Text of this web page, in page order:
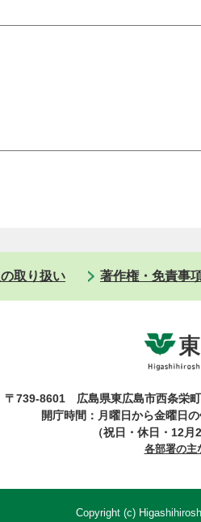
取り扱い 著作権・免責事
〒739-8601 広島県東広島市西条栄
開庁時間：月曜日から金曜日
（祝日・休日・12月
各部署の主
Copyright (c)